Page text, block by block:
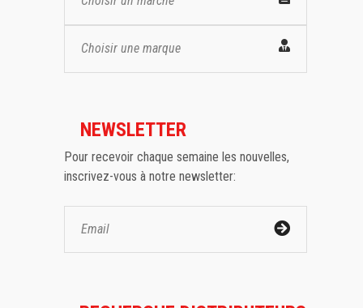
Choisir une marque
NEWSLETTER
Pour recevoir chaque semaine les nouvelles,
inscrivez-vous à notre newsletter: